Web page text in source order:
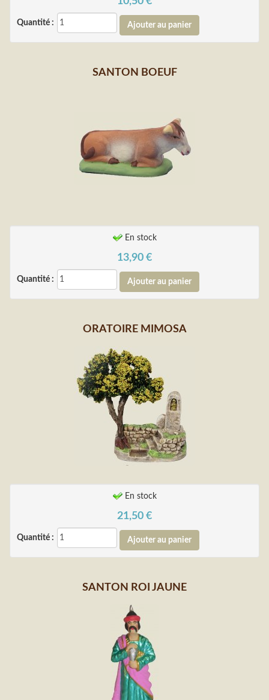
Quantité :
SANTON BOEUF
En stock
13,90 €
Quantité :
ORATOIRE MIMOSA
En stock
21,50 €
Quantité :
SANTON ROI JAUNE